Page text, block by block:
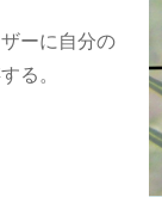
ーに自分の
る。